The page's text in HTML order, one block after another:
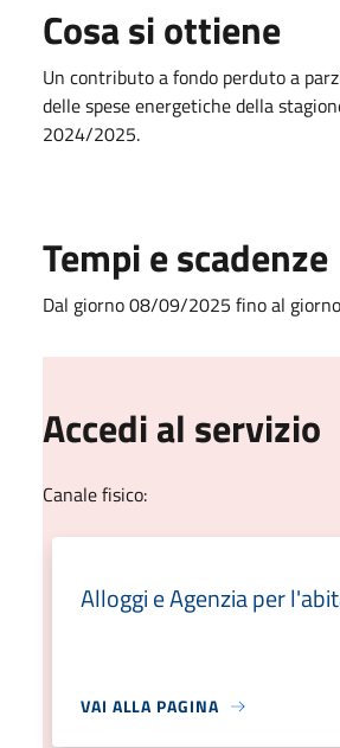
Cosa si ottiene
Un contributo a fondo perduto a
delle spese energetiche della
2024/2025.
Tempi e scadenze
Dal giorno 08/09/2025 fino al
Accedi al servizio
Canale fisico:
Alloggi e Agenzia per
VAI ALLA PAGINA